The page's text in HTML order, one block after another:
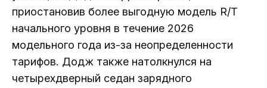
приостановив более выгодную модель R/T
начального уровня в течение 2026
модельного года из-за неопределенности
тарифов. Додж также натолкнулся на
четырехдверный седан зарядного